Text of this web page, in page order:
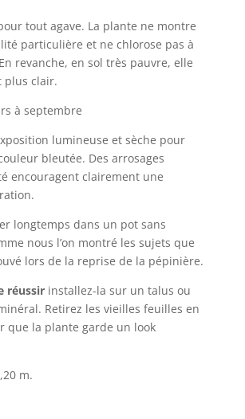
tout agave. La plante ne montre
particulière et ne chlorose pas à
revanche, en sol très pauvre, elle
plus clair.
à septembre
lumineuse et sèche pour
bleutée. Des arrosages
encouragent clairement une
longtemps dans un pot sans
nous l’on montré les sujets que
lors de la reprise de la pépinière.
réussirinstallez-la sur un talus ou
Retirez les vieilles feuilles en
que la plante garde un look
m.